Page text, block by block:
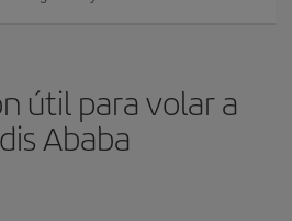
útil para volar a
Ababa